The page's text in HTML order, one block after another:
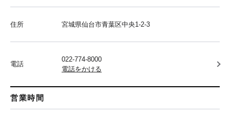
住所 宮城県仙台市青葉区中央1-2-3
電話
022-774-8000
電話をかける
営業時間